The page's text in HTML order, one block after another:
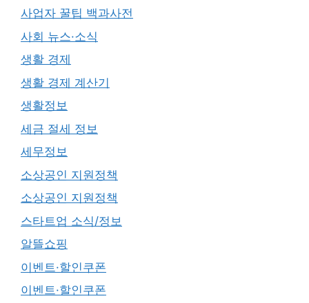
사업자 꿀팁 백과사전
사회 뉴스·소식
생활 경제
생활 경제 계산기
생활정보
세금 절세 정보
세무정보
소상공인 지원정책
소상공인 지원정책
스타트업 소식/정보
알뜰쇼핑
이벤트·할인쿠폰
이벤트·할인쿠폰